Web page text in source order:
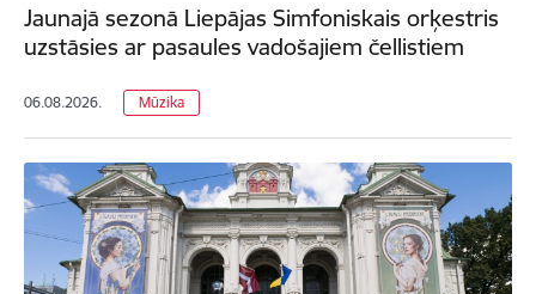
Jaunajā sezonā Liepājas Simfoniskais orķestris
uzstāsies ar pasaules vadošajiem čellistiem
06.08.2026. Mūzika